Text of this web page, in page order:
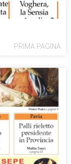
PRIMA PAGINA